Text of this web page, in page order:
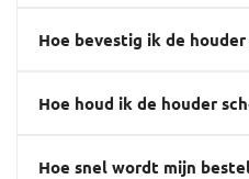
Hoe bevestig ik de
Hoe houd ik de houder
Hoe snel wordt mijn